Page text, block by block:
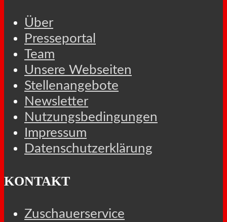
Über
Presseportal
Team
Unsere Webseiten
Stellenangebote
Newsletter
Nutzungsbedingungen
Impressum
Datenschutzerklärung
KONTAKT
Zuschauerservice